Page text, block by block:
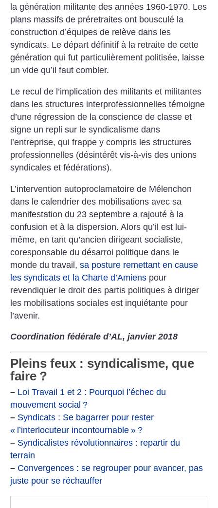
la génération militante des années 1960-1970. Les
plans massifs de préretraites ont bousculé la
construction d’équipes de relève dans les
syndicats. Le départ définitif à la retraite de cette
génération qui fut particulièrement politisée, laisse
un vide qu’il faut combler.
Le recul de l’implication des militants et militantes
dans les structures interprofessionnelles témoigne
d’une régression de la conscience de classe et
signe un repli sur le syndicalisme dans
l’entreprise, qui frappe y compris les structures
professionnelles (désintérêt vis-à-vis des unions
syndicales et fédérations).
L’intervention autoproclamatoire de Mélenchon
dans le calendrier des mobilisations avec sa
manifestation du 23 septembre a rajouté à la
confusion et à la dispersion. Alors qu’il est lui-
même, en tant qu’ancien dirigeant socialiste,
coresponsable du désarroi politique dans le
monde du travail,sa posture remettant en cause
les syndicats et la Charte d’Amiens pour
revendiquer le droit des partis politiques à diriger
les mobilisations sociales est inquiétante pour
l’avenir.
Coordination fédérale d’AL, janvier 2018
Pleins feux : syndicalisme, que
faire ?
– Loi Travail 1 et 2 : Pourquoi l’échec du
mouvement social ?
– Syndicats : Se bagarrer pour rester
« l’interlocuteur incontournable » ?
– Syndicalistes révolutionnaires : repartir du
terrain
– Convergences : se regrouper pour avancer, pas
juste pour se réchauffer